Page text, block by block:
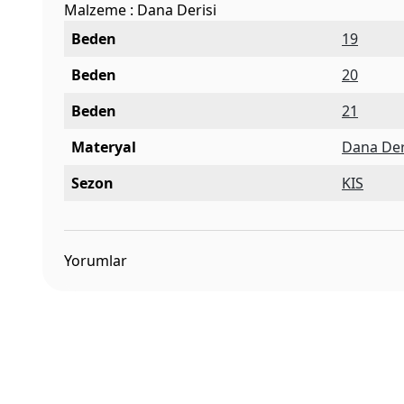
Malzeme : Dana Derisi
Beden
19
Beden
20
Beden
21
Materyal
Dana
Sezon
KIS
Yorumlar